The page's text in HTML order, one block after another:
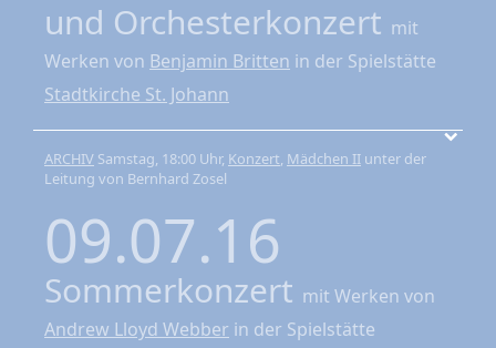
und Orchesterkonzert mit
Werken von Benjamin Britten in der Spielstätte
Stadtkirche St. Johann
ARCHIV Samstag, 18:00 Uhr, Konzert, Mädchen II unter der
Leitung von Bernhard Zosel
09.07.16
Sommerkonzert mit Werken von
Andrew Lloyd Webber in der Spielstätte